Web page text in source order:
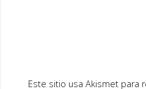
Este sitio usa Akismet para